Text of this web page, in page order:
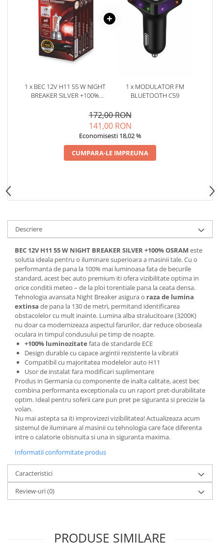
Pompa Spalator Parbriz
Accesorii Camioane
Lampi si Proiectoare Camion
Marcaje si Echipamente de
Echipamente Electrice si
Echipamente ADR si Utilitare
Aditivi DPF, Sistem Racire si
Servodirectie
Spray Curatare Frane
Lubrifianti si Spray-uri de Curatare
Curatare si Detailing Interior
Vopsitorie, Chituri si Adezivi
Curatare si Detailing Exterior
Articole Auto Sezoniere
Produse de Iarna
Cabluri Pornire
Produse de Vara
Blog
1 x BEC 12V H11 55 W NIGHT
BREAKER SILVER +100%
1 x MODULATOR FM
BLUETOOTH C59
172,00 RON
141,00 RON
Economisesti 18,02 %
CUMPARA-LE IMPREUNA
Descriere
BEC 12V H11 55 W NIGHT BREAKER SILVER +100% OSRAM este
solutia ideala pentru o iluminare superioara a masinii tale. Cu o
performanta de pana la 100% mai luminoasa fata de becurile
standard, acest bec auto premium iti ofera vizibilitate optima in
orice conditii meteo – de la ploi torentiale pana la ceata densa.
Tehnologia avansata Night Breaker asigura o raza de lumina
extinsa de pana la 130 de metri, permitand identificarea
obstacolelor cu mult inainte. Lumina alba stralucitoare (3200K)
nu doar ca modernizeaza aspectul farurilor, dar reduce oboseala
oculara in timpul condusului pe timp de noapte.
+100% luminozitate fata de standarde ECE
Design durable cu capace argintii rezistente la vibratii
Compatibil cu majoritatea modelelor auto H11
Usor de instalat fara modificari suplimentare
Produs in Germania cu componente de inalta calitate, acest bec
combina performanta exceptionala cu un raport pret-durabilitate
optim. Ideal pentru soferii care pun pret pe siguranta si precizie la
volan.
Nu mai astepta sa iti improvizezi vizibilitatea! Actualizeaza acum
sistemul de iluminare al masinii cu tehnologia care face diferenta
intre o calatorie obisnuita si una in siguranta maxima.
Informatii conformitate produs
Caracteristici
Review-uri(0)
PRODUSE SIMILARE